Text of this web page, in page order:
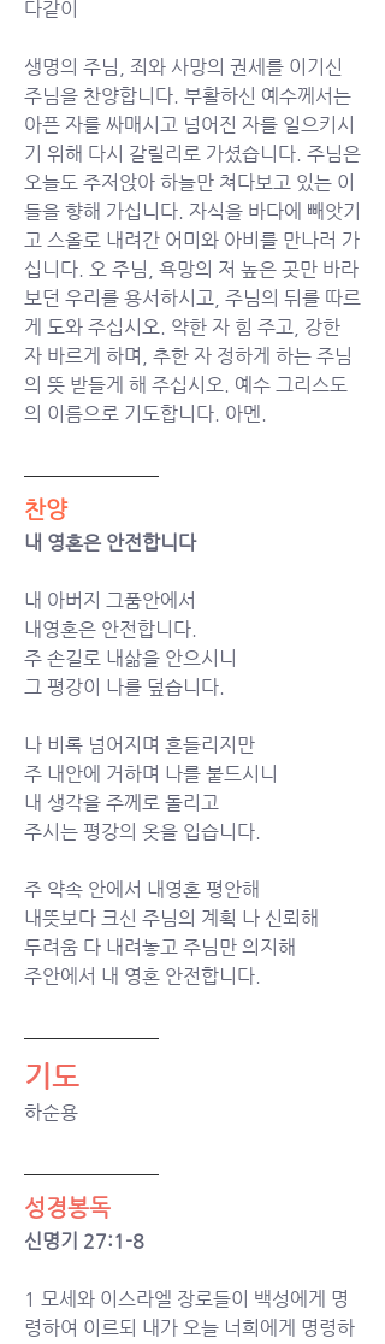
다같이
생명의 주님, 죄와 사망의 권세를 이기신
주님을 찬양합니다. 부활하신 예수께서는
아픈 자를 싸매시고 넘어진 자를 일으키시
기 위해 다시 갈릴리로 가셨습니다. 주님은
오늘도 주저앉아 하늘만 쳐다보고 있는 이
들을 향해 가십니다. 자식을 바다에 빼앗기
고 스올로 내려간 어미와 아비를 만나러 가
십니다. 오 주님, 욕망의 저 높은 곳만 바라
보던 우리를 용서하시고, 주님의 뒤를 따르
게 도와 주십시오. 약한 자 힘 주고, 강한
자 바르게 하며, 추한 자 정하게 하는 주님
의 뜻 받들게 해 주십시오. 예수 그리스도
의 이름으로 기도합니다. 아멘.
찬양
내 영혼은 안전합니다
내 아버지 그품안에서
내영혼은 안전합니다.
주 손길로 내삶을 안으시니
그 평강이 나를 덮습니다.
나 비록 넘어지며 흔들리지만
주 내안에 거하며 나를 붙드시니
내 생각을 주께로 돌리고
주시는 평강의 옷을 입습니다.
주 약속 안에서 내영혼 평안해
내뜻보다 크신 주님의 계획 나 신뢰해
두려움 다 내려놓고 주님만 의지해
주안에서 내 영혼 안전합니다.
기도
하순용
성경봉독
신명기 27:1-8
1 모세와 이스라엘 장로들이 백성에게 명
령하여 이르되 내가 오늘 너희에게 명령하